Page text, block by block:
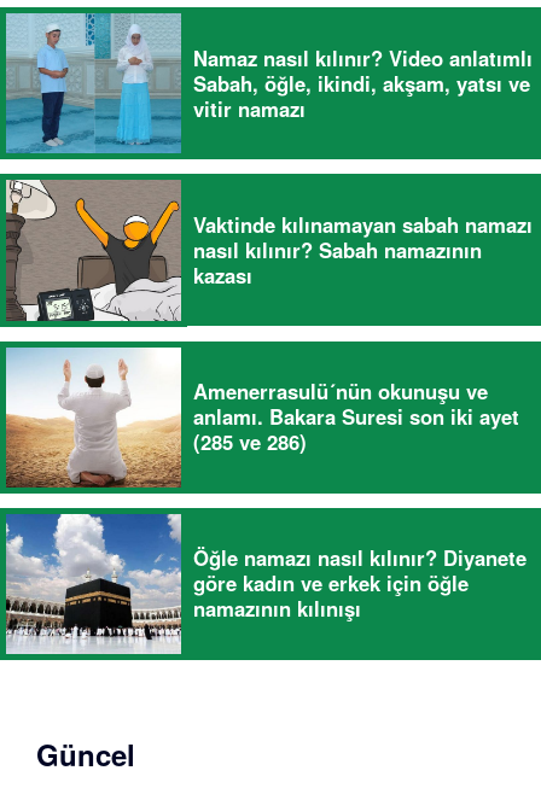
Namaz nasıl kılınır? Video anlatımlı
Sabah, öğle, ikindi, akşam, yatsı ve
vitir namazı
Vaktinde kılınamayan sabah namazı
nasıl kılınır? Sabah namazının
kazası
Amenerrasulü´nün okunuşu ve
anlamı. Bakara Suresi son iki ayet
(285 ve 286)
Öğle namazı nasıl kılınır? Diyanete
göre kadın ve erkek için öğle
namazının kılınışı
Güncel